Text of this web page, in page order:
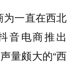
一直在西北
音电商推出
量颇大的“西